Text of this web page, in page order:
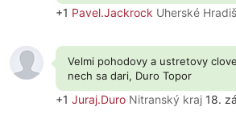
+1 Pavel.Jackrock Uherské
Velmi pohodovy a ustretovy
nech sa dari, Duro Topor
+1 Juraj.Duro Nitranský kraj 18.